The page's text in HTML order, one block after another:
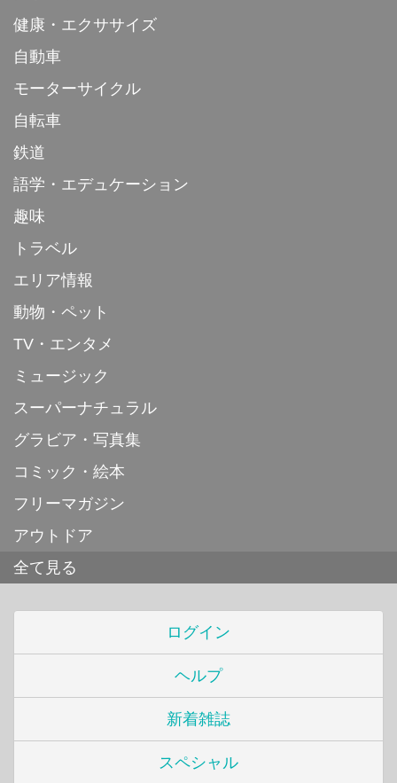
健康・エクササイズ
自動車
モーターサイクル
自転車
鉄道
語学・エデュケーション
趣味
トラベル
エリア情報
動物・ペット
TV・エンタメ
ミュージック
スーパーナチュラル
グラビア・写真集
コミック・絵本
フリーマガジン
アウトドア
全て見る
ログイン
ヘルプ
新着雑誌
スペシャル